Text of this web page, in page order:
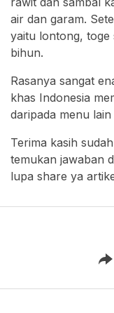
air dan garam.
yaitu lontong, toge
bihun.
Rasanya sangat
khas Indonesia
daripada menu
Terima kasih
temukan jawaban
lupa share ya